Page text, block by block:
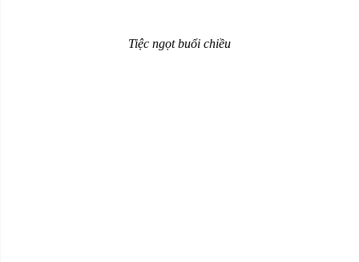
Tiệc ngọt buổi chiều